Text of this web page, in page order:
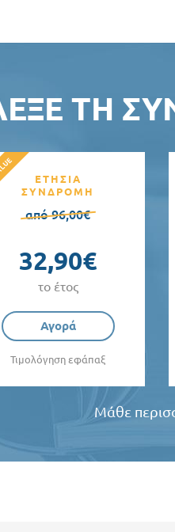
ΤΗ
ΕΤΗΣΙΑ
ΣΥΝΔΡΟΜΗ
από 96,00€
32,90€
το έτος
Αγορά
Τιμολόγηση εφάπαξ
Μάθε